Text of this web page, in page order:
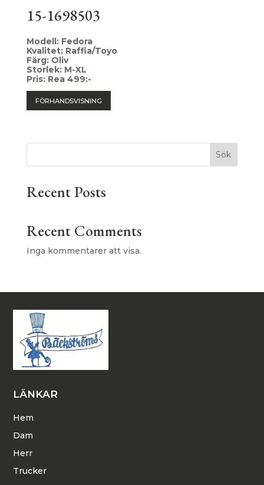
15-1698503
Modell: Fedora
Kvalitet: Raffia/Toyo
Färg: Oliv
Storlek: M-XL
Pris: Rea 499:-
FÖRHANDSVISNING
Sök
Recent Posts
Recent Comments
Inga kommentarer att visa.
LÄNKAR
Hem
Dam
Herr
Trucker